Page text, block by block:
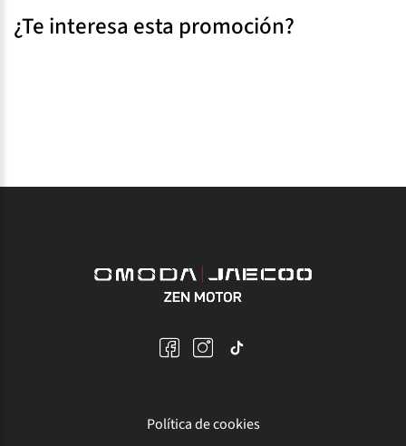
¿Te interesa esta promoción?
Política de cookies